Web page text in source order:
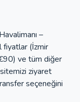
–
fiyatlar (İzmir
ve tüm diğer
ziyaret
seçeneğini